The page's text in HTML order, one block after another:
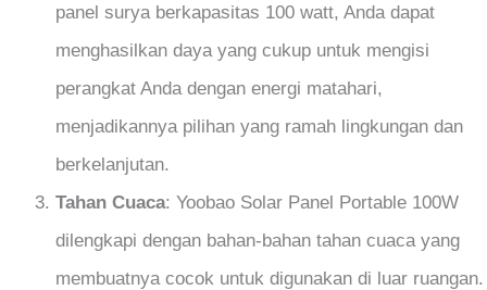
panel surya berkapasitas 100 watt, Anda dapat
menghasilkan daya yang cukup untuk mengisi
perangkat Anda dengan energi matahari,
menjadikannya pilihan yang ramah lingkungan dan
berkelanjutan.
Tahan Cuaca: Yoobao Solar Panel Portable 100W
dilengkapi dengan bahan-bahan tahan cuaca yang
membuatnya cocok untuk digunakan di luar ruangan.